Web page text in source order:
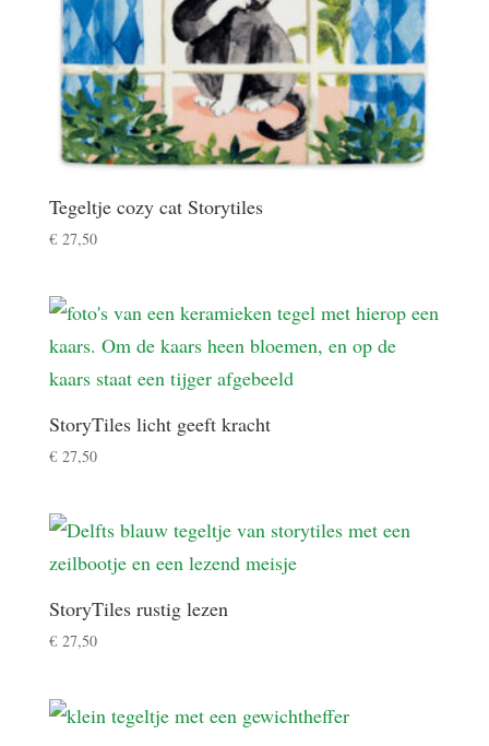
Tegeltje cozy cat Storytiles
€27,50
StoryTiles licht geeft kracht
€27,50
StoryTiles rustig lezen
€27,50